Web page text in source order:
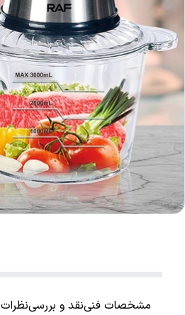
مشخصات فنینقد و بررسینظرات